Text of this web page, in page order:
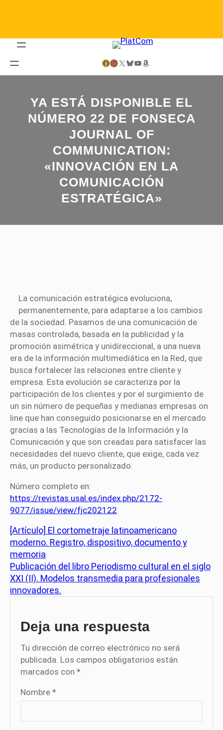
Facebook LinkedIn X Bluesky YouTube Amazon
YA ESTÁ DISPONIBLE EL
NÚMERO 22 DE FONSECA
JOURNAL OF
COMMUNICATION:
«INNOVACIÓN EN LA
COMUNICACIÓN
ESTRATÉGICA»
La comunicación estratégica evoluciona,
permanentemente, para adaptarse a los cambios
de la sociedad. Pasamos de una comunicación de
masas controlada, basada en la publicidad y la
promoción asimétrica y unidireccional, a una nueva
era de la información multimediática en la Red, que
busca fortalecer las relaciones entre cliente y
empresa. Esta evolución se caracteriza por la
participación de los clientes y por el surgimiento de
un sin número de pequeñas y medianas empresas on
line que han conseguido posicionarse en el mercado
gracias a las Tecnologías de la Información y la
Comunicación y que son creadas para satisfacer las
necesidades del nuevo cliente, que exige, cada vez
más, un producto personalizado.
Número completo en:
https://revistas.usal.es/index.php/2172-
9077/issue/view/fjc202122
[Artículo] El cortometraje latinoamericano
moderno. Registro, dispositivo, documento y
memoria
Publicación del libro Periodismo cultural en el siglo
XXI (II). Modelos transmedia para profesionales
innovadores.
Deja una respuesta
Tu dirección de correo electrónico no será
publicada. Los campos obligatorios están
marcados con *
Nombre *